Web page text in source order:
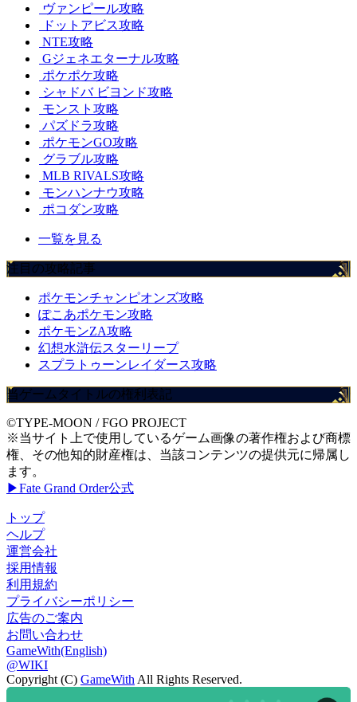
ヴァンピール攻略
ドットアビス攻略
NTE攻略
Gジェネエターナル攻略
ポケポケ攻略
シャドバ ビヨンド攻略
モンスト攻略
パズドラ攻略
ポケモンGO攻略
グラブル攻略
MLB RIVALS攻略
モンハンナウ攻略
ポコダン攻略
一覧を見る
注目の攻略記事
ポケモンチャンピオンズ攻略
ぽこあポケモン攻略
ポケモンZA攻略
幻想水滸伝スターリープ
スプラトゥーンレイダース攻略
当ゲームタイトルの権利表記
©TYPE-MOON / FGO PROJECT
※当サイト上で使用しているゲーム画像の著作権および商標
権、その他知的財産権は、当該コンテンツの提供元に帰属し
ます。
▶Fate Grand Order公式
トップ
ヘルプ
運営会社
採用情報
利用規約
プライバシーポリシー
広告のご案内
お問い合わせ
GameWith(English)
@WIKI
Copyright (C) GameWith All Rights Reserved.